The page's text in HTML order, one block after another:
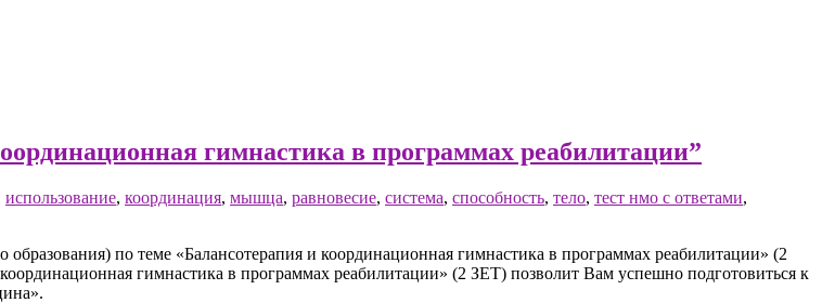
гимнастика в программах реабилитации”
использование, координация, мышца, равновесие, система, способность, тело, тест нмо с ответами,
по теме «Балансотерапия и координационная гимнастика в программах реабилитации» (2
гимнастика в программах реабилитации» (2 ЗЕТ) позволит Вам успешно подготовиться к